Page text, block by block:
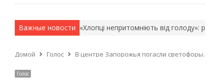
Важные новости
методы. «Хлопці непритомніють від голоду»: рідні
Домой Голос В центре Запорожья погасли светофоры.
Голос